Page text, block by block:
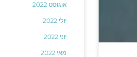
אוגוסט 2022
יולי 2022
יוני 2022
מאי 2022